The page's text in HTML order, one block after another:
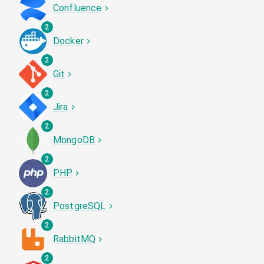
Confluence
2
Docker
2
Git
2
Jira
2
MongoDB
2
PHP
2
PostgreSQL
2
RabbitMQ
2